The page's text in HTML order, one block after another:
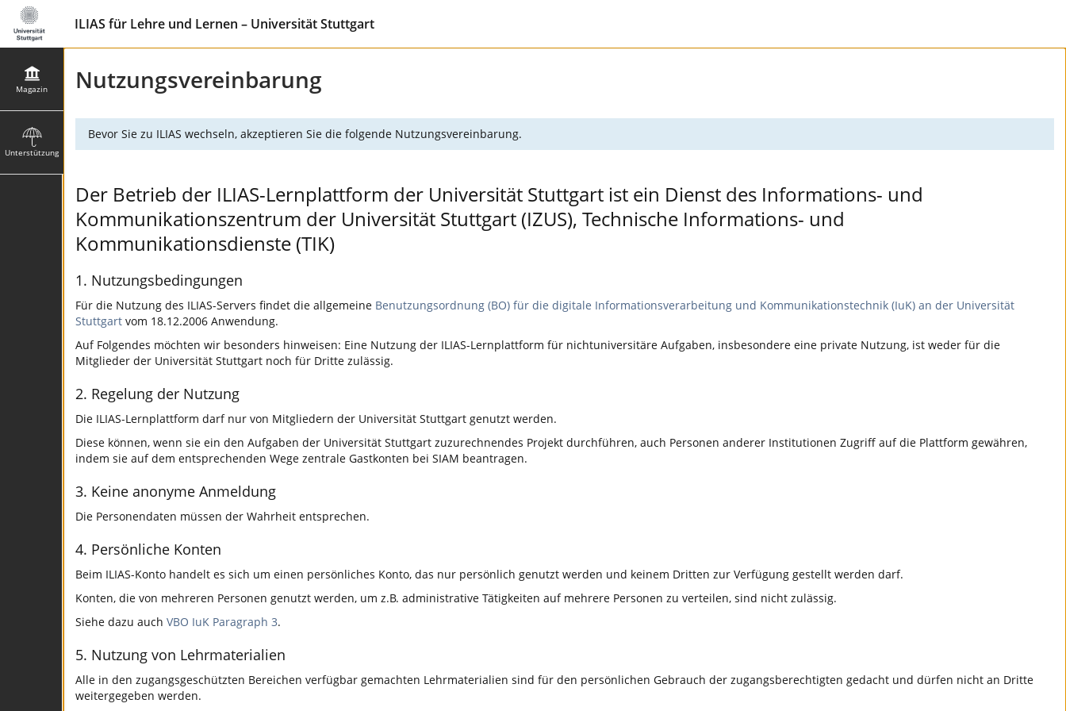
ILIAS für Lehre und Lernen – Universität Stuttgart
Magazin
Unterstützung
Nutzungsvereinbarung
Bevor Sie zu ILIAS wechseln, akzeptieren Sie die folgende Nutzungsvereinbarung.
Der Betrieb der ILIAS-Lernplattform der Universität Stuttgart ist ein Dienst des Informations- und
Kommunikationszentrum der Universität Stuttgart (IZUS), Technische Informations- und
Kommunikationsdienste (TIK)
1. Nutzungsbedingungen
Für die Nutzung des ILIAS-Servers findet die allgemeine Benutzungsordnung (BO) für die digitale Informationsverarbeitung und Kommunikationstechnik (IuK) an der Universität
Stuttgart vom 18.12.2006 Anwendung.
Auf Folgendes möchten wir besonders hinweisen: Eine Nutzung der ILIAS-Lernplattform für nichtuniversitäre Aufgaben, insbesondere eine private Nutzung, ist weder für die
Mitglieder der Universität Stuttgart noch für Dritte zulässig.
2. Regelung der Nutzung
Die ILIAS-Lernplattform darf nur von Mitgliedern der Universität Stuttgart genutzt werden.
Diese können, wenn sie ein den Aufgaben der Universität Stuttgart zuzurechnendes Projekt durchführen, auch Personen anderer Institutionen Zugriff auf die Plattform gewähren,
indem sie auf dem entsprechenden Wege zentrale Gastkonten bei SIAM beantragen.
3. Keine anonyme Anmeldung
Die Personendaten müssen der Wahrheit entsprechen.
4. Persönliche Konten
Beim ILIAS-Konto handelt es sich um einen persönliches Konto, das nur persönlich genutzt werden und keinem Dritten zur Verfügung gestellt werden darf.
Konten, die von mehreren Personen genutzt werden, um z.B. administrative Tätigkeiten auf mehrere Personen zu verteilen, sind nicht zulässig.
Siehe dazu auch VBO IuK Paragraph 3.
5. Nutzung von Lehrmaterialien
Alle in den zugangsgeschützten Bereichen verfügbar gemachten Lehrmaterialien sind für den persönlichen Gebrauch der zugangsberechtigten gedacht und dürfen nicht an Dritte
weitergegeben werden.